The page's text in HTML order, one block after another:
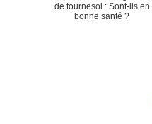
de tournesol : Sont-ils en
bonne santé ?